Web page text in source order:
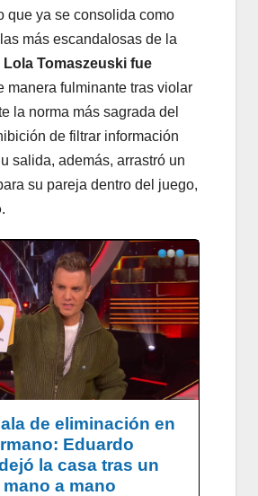
que ya se consolida como
más escandalosas de la
Lola Tomaszeuski fue
manera fulminante tras violar
la norma más sagrada del
de filtrar información
salida, además, arrastró un
su pareja dentro del juego,
.
de eliminación en
Eduardo
la casa tras un
a mano